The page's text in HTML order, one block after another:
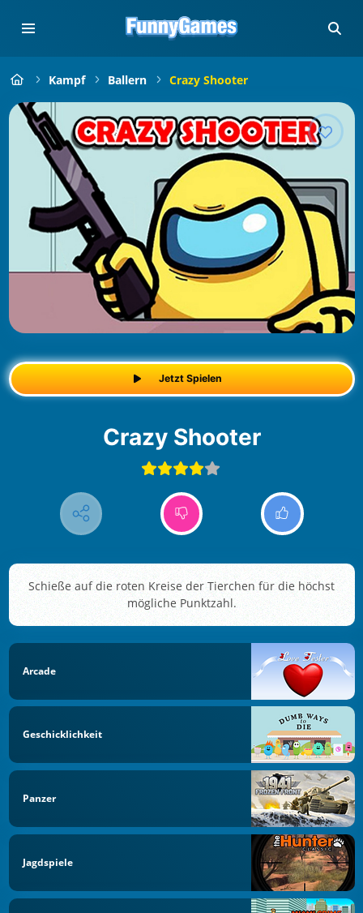
Kampf Ballern Crazy Shooter
Jetzt Spielen
Crazy Shooter
Schieße auf die roten Kreise der Tierchen für die höchst
mögliche Punktzahl.
Arcade
Geschicklichkeit
Panzer
Jagdspiele